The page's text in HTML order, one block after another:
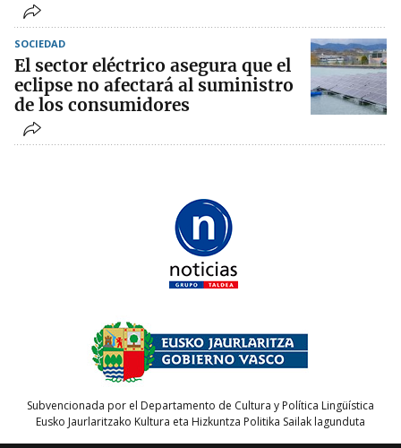
SOCIEDAD
El sector eléctrico asegura que el
eclipse no afectará al suministro
de los consumidores
Subvencionada por el Departamento de Cultura y Política Lingüística
Eusko Jaurlaritzako Kultura eta Hizkuntza Politika Sailak lagunduta